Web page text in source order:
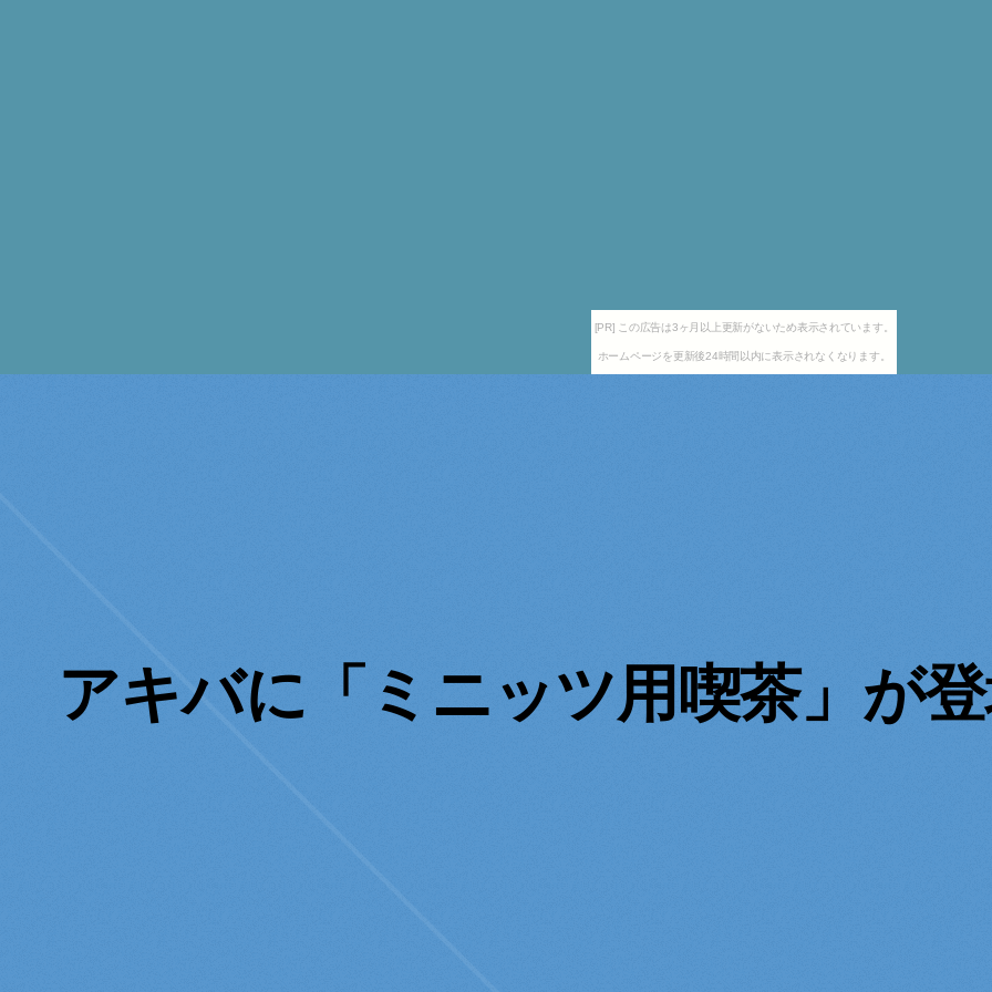
[PR] この広告は3ヶ月以上更新がないため表示されています。
ホームページを更新後24時間以内に表示されなくなります。
アキバに「ミニッツ用喫茶」が